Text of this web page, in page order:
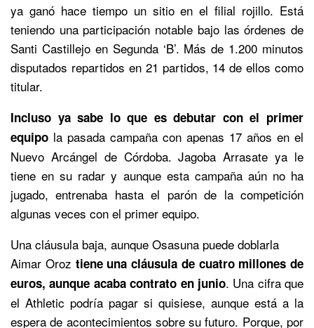
ya ganó hace tiempo un sitio en el filial rojillo. Está
teniendo una participación notable bajo las órdenes de
Santi Castillejo en Segunda ‘B’. Más de 1.200 minutos
disputados repartidos en 21 partidos, 14 de ellos como
titular.
Incluso ya sabe lo que es debutar con el primer
equipo la pasada campaña con apenas 17 años en el
Nuevo Arcángel de Córdoba. Jagoba Arrasate ya le
tiene en su radar y aunque esta campaña aún no ha
jugado, entrenaba hasta el parón de la competición
algunas veces con el primer equipo.
Una cláusula baja, aunque Osasuna puede doblarla
Aimar Oroz tiene una cláusula de cuatro millones de
euros, aunque acaba contrato en junio. Una cifra que
el Athletic podría pagar si quisiese, aunque está a la
espera de acontecimientos sobre su futuro. Porque, por